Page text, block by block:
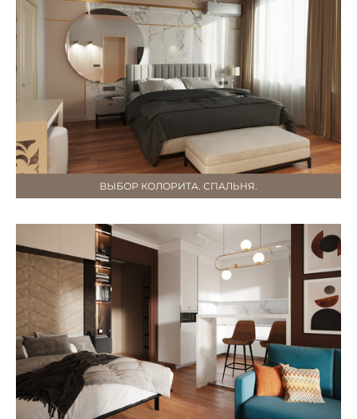
ВЫБОР КОЛОРИТА. СПАЛЬНЯ.